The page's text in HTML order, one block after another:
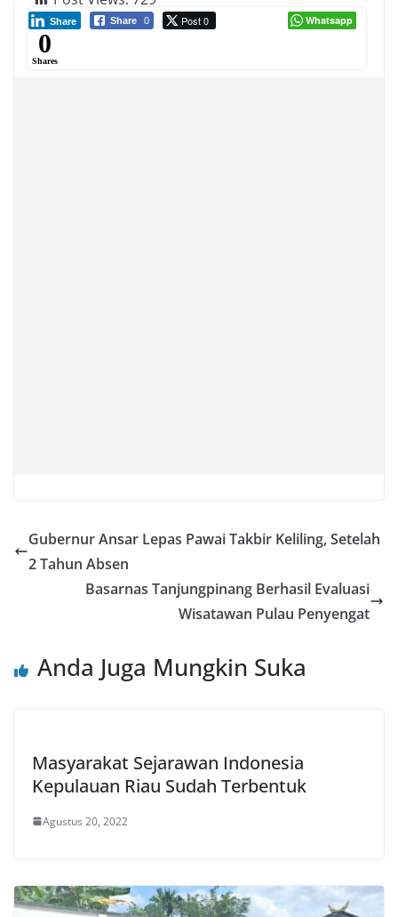
Share 0 Post 0
Share Whatsapp
0
Shares
Gubernur Ansar Lepas Pawai Takbir Keliling, Setelah
2 Tahun Absen
Basarnas Tanjungpinang Berhasil Evaluasi
Wisatawan Pulau Penyengat
Anda Juga Mungkin Suka
Masyarakat Sejarawan Indonesia
Kepulauan Riau Sudah Terbentuk
Agustus 20, 2022